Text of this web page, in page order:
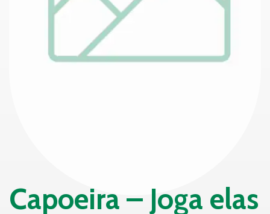
Capoeira – Joga elas